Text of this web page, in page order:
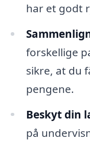
har et godt
forskellige
sikre, at du
pengene.
Beskyt din
på